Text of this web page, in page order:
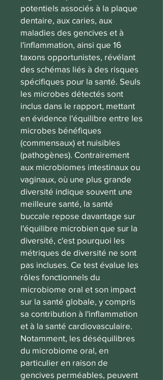
potentiels associés à la plaque
dentaire, aux caries, aux
maladies des gencives et à
l'inflammation, ainsi que 16
taxons opportunistes, révélant
des schémas liés à des risques
spécifiques pour la santé. Seuls
les microbes détectés sont
inclus dans le rapport, mettant
en évidence l'équilibre entre les
microbes bénéfiques
(commensaux) et nuisibles
(pathogènes). Contrairement
aux microbiomes intestinaux ou
vaginaux, où une plus grande
diversité indique souvent une
meilleure santé, la santé
buccale repose davantage sur
l'équilibre microbien que sur la
diversité, c'est pourquoi les
métriques de diversité ne sont
pas incluses. Ce test évalue les
rôles fonctionnels du
microbiome oral et son impact
sur la santé globale, y compris
sa contribution à l'inflammation
et à la santé cardiovasculaire.
Notamment, les déséquilibres
du microbiome oral, en
particulier en raison de
gencives perméables, peuvent